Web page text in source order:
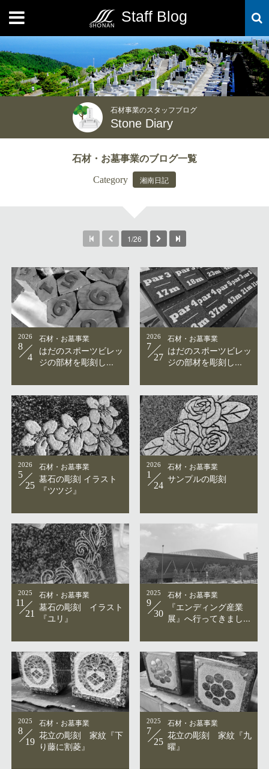
Staff Blog
MENU
石材事業のスタッフブログ
Stone Diary
石材・お墓事業のブログ一覧
Category 湘南日記
1/26
2026
8
4
石材・お墓事業
はだのスポーツビレッ
ジの部材を彫刻し...
2026
7
27
石材・お墓事業
はだのスポーツビレッ
ジの部材を彫刻し...
2026
5
25
石材・お墓事業
墓石の彫刻 イラスト
『ツツジ』
2026
1
24
石材・お墓事業
サンプルの彫刻
2025
11
21
石材・お墓事業
墓石の彫刻 イラスト
『ユリ』
2025
9
30
石材・お墓事業
『エンディング産業
展』へ行ってきまし...
2025
8
19
石材・お墓事業
花立の彫刻 家紋『下
り藤に割菱』
2025
7
25
石材・お墓事業
花立の彫刻 家紋『九
曜』